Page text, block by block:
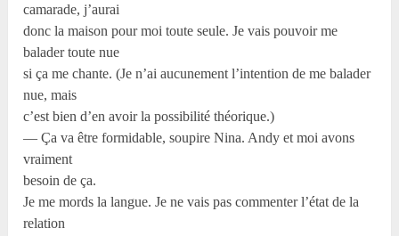
camarade, j’aurai
donc la maison pour moi toute seule. Je vais pouvoir me
balader toute nue
si ça me chante. (Je n’ai aucunement l’intention de me balader
nue, mais
c’est bien d’en avoir la possibilité théorique.)
— Ça va être formidable, soupire Nina. Andy et moi avons
vraiment
besoin de ça.
Je me mords la langue. Je ne vais pas commenter l’état de la
relation